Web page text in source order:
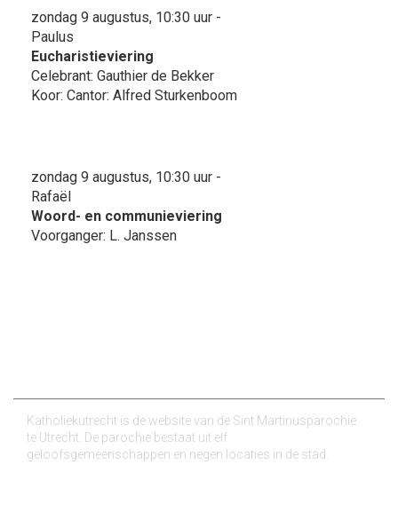
zondag 9 augustus, 10:30 uur -
Paulus
Eucharistieviering
Celebrant: Gauthier de Bekker
Koor: Cantor: Alfred Sturkenboom
zondag 9 augustus, 10:30 uur -
Rafaël
Woord- en communieviering
Voorganger: L. Janssen
Katholiekutrecht is de website van de Sint Martinusparochie
te Utrecht. De parochie bestaat uit elf
geloofsgemeenschappen en negen locaties in de stad.